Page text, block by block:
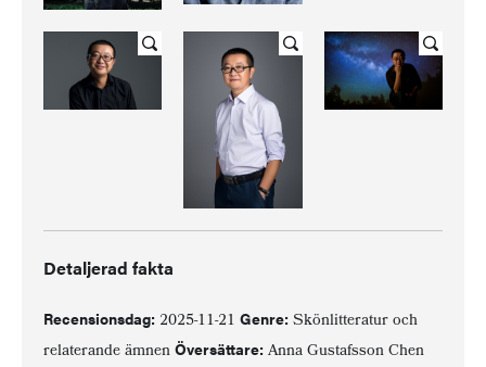
Detaljerad fakta
Recensionsdag: 2025-11-21 Genre: Skönlitteratur och
relaterande ämnen Översättare: Anna Gustafsson Chen